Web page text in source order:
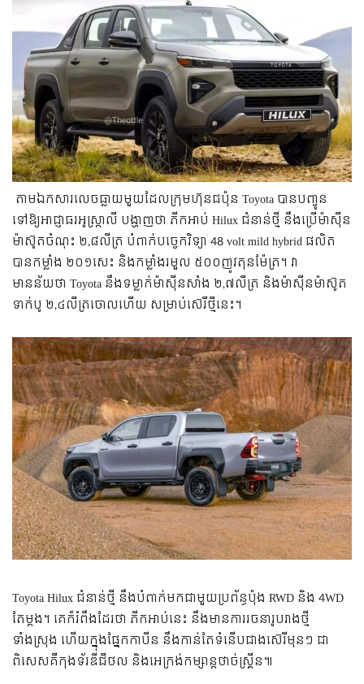
តាមឯកសារលេចធ្លាយមួយដែលក្រុមហ៊ុនជប៉ុន Toyota បានបញ្ចូន
ទៅឱ្យអាជ្ញាធរអូស្ត្រាលី បង្ហាញថា ភីកអាប់ Hilux ជំនាន់ថ្មី នឹងប្រើម៉ាស៊ីន
ម៉ាស៊ូតចំណុះ ២,៨លីត្រ បំពាក់បច្ចេកវិទ្យា 48 volt mild hybrid ផលិត
បានកម្លាំង ២០១សេះ និងកម្លាំងរមួល ៥០០ញូវតុនម៉ែត្រ។ វា
មានន័យថា Toyota នឹងទម្លាក់ម៉ាស៊ីនសាំង ២,៧លីត្រ និងម៉ាស៊ីនម៉ាស៊ូត
ទាក់បូ ២,៤លីត្រចោលហើយ សម្រាប់ស៊េរីថ្មីនេះ។
Toyota Hilux ជំនាន់ថ្មី នឹងបំពាក់មកជាមួយប្រព័ន្ធប៉ុង RWD និង 4WD
តែម្តង។ គេក៏រំពឹងដែរថា ភីកអាប់នេះ នឹងមានការរចនារូបរាងថ្មី
ទាំងស្រុង ហើយក្នុងផ្នែកកាបីន នឹងកាន់តែទំនើបជាងស៊េរីមុនៗ ជា
ពិសេសគឺកុងទ័រឌីជីថល និងអេក្រង់កម្សាន្តថាច់ស្រ្គីន៕